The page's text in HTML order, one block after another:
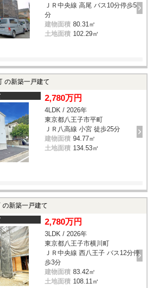
ＪＲ中央線 高尾 バス10分停歩5
分
建物面積 80.31㎡
土地面積 102.29㎡
の新築一戸建て
2,780万円
4LDK / 2026年
東京都八王子市平町
ＪＲ八高線 小宮 徒歩25分
建物面積 94.77㎡
土地面積 134.53㎡
の新築一戸建て
2,780万円
3LDK / 2026年
東京都八王子市横川町
ＪＲ中央線 西八王子 バス12分停
歩3分
建物面積 83.42㎡
土地面積 108.11㎡